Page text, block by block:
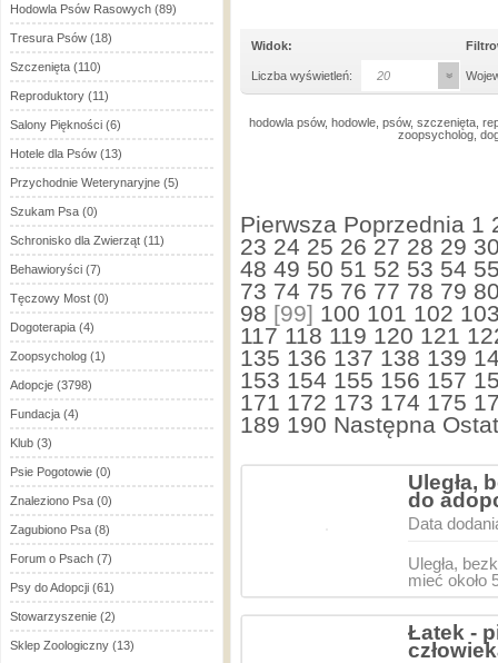
Hodowla Psów Rasowych (89)
Tresura Psów (18)
Szczenięta (110)
Reproduktory (11)
Salony Piękności (6)
Hotele dla Psów (13)
Przychodnie Weterynaryjne (5)
Szukam Psa (0)
Schronisko dla Zwierząt (11)
Behawioryści (7)
Tęczowy Most (0)
Dogoterapia (4)
Zoopsycholog (1)
Adopcje (3798)
Fundacja (4)
Klub (3)
Psie Pogotowie (0)
Znaleziono Psa (0)
Zagubiono Psa (8)
Forum o Psach (7)
Psy do Adopcji (61)
Stowarzyszenie (2)
Sklep Zoologiczny (13)
Widok:
Liczba wyświetleń: 20
hodowla psów, hodowle, psów, szczenięta,
zoopsycholog,
Pierwsza Poprzednia 1
23 24 25 26 27 28 29
48 49 50 51 52 53 54
73 74 75 76 77 78 79
98 [99] 100 101 102
117 118 119 120 121
135 136 137 138 139
153 154 155 156 157
171 172 173 174 175
189 190 Następna
Uległa,
do
Data
Uległa,
mieć około
Łatek -